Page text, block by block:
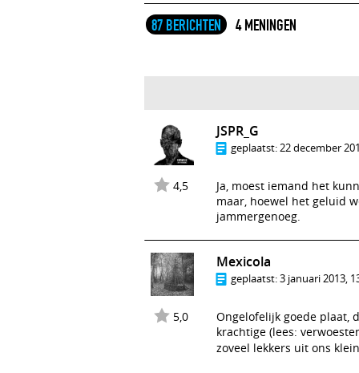
87 BERICHTEN 4 MENINGEN
4,5
JSPR_G
geplaatst:22 december
Ja, moest iemand het
maar, hoewel het geluid
jammergenoeg.
5,0
Mexicola
geplaatst:3 januari 2013,
Ongelofelijk goede plaat,
krachtige (lees:
zoveel lekkers uit ons